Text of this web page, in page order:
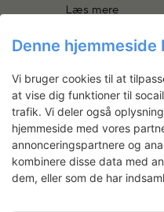
Læs mere
LÆS MERE
Få
Denne
Vi bruger cookies til at
at vise dig funktioner til
trafik. Vi deler også
hjemmeside med vores
annonceringspartnere og
kombinere disse data med
dem, eller som de har